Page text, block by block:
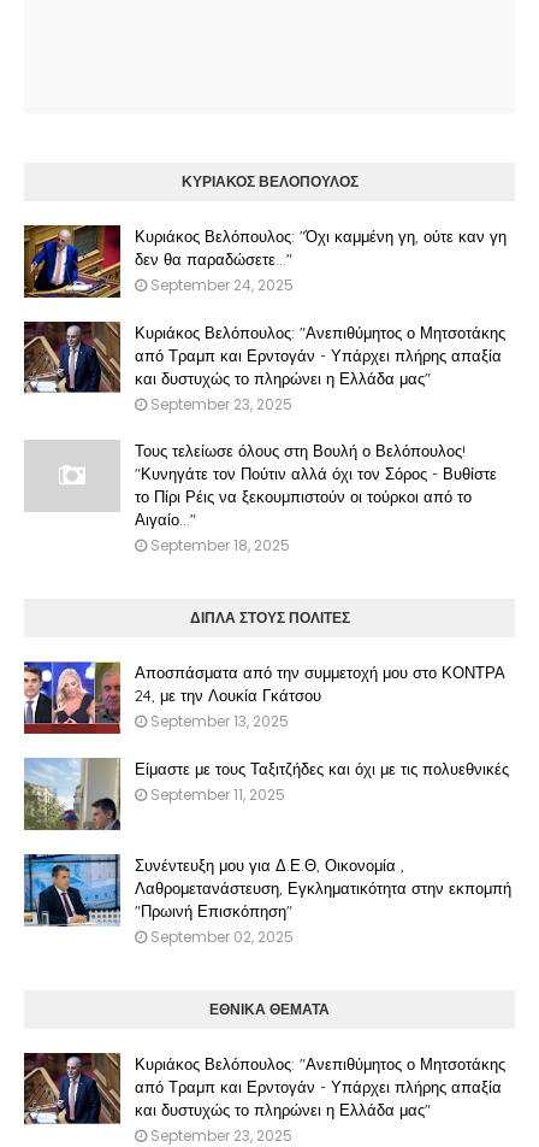
ΚΥΡΙΑΚΟΣ ΒΕΛΟΠΟΥΛΟΣ
Κυριάκος Βελόπουλος: "Όχι καμμένη γη, ούτε καν γη
δεν θα παραδώσετε..."
September 24, 2025
Κυριάκος Βελόπουλος: "Ανεπιθύμητος ο Μητσοτάκης
από Τραμπ και Ερντογάν - Υπάρχει πλήρης απαξία
και δυστυχώς το πληρώνει η Ελλάδα μας"
September 23, 2025
Τους τελείωσε όλους στη Βουλή ο Βελόπουλος!
"Κυνηγάτε τον Πούτιν αλλά όχι τον Σόρος - Βυθίστε
το Πίρι Ρέις να ξεκουμπιστούν οι τούρκοι από το
Αιγαίο..."
September 18, 2025
ΔΙΠΛΑ ΣΤΟΥΣ ΠΟΛΙΤΕΣ
Αποσπάσματα από την συμμετοχή μου στο ΚΟΝΤΡΑ
24, με την Λουκία Γκάτσου
September 13, 2025
Είμαστε με τους Ταξιτζήδες και όχι με τις πολυεθνικές
September 11, 2025
Συνέντευξη μου για Δ.Ε.Θ, Οικονομία ,
Λαθρομετανάστευση, Εγκληματικότητα στην εκπομπή
"Πρωινή Επισκόπηση"
September 02, 2025
ΕΘΝΙΚΑ ΘΕΜΑΤΑ
Κυριάκος Βελόπουλος: "Ανεπιθύμητος ο Μητσοτάκης
από Τραμπ και Ερντογάν - Υπάρχει πλήρης απαξία
και δυστυχώς το πληρώνει η Ελλάδα μας"
September 23, 2025